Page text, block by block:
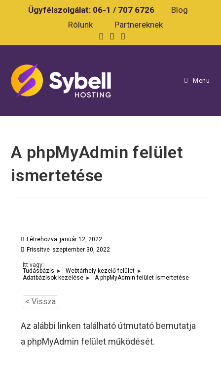
Ügyfélszolgálat: 06-1 / 707 6726
Blog
Rólunk
Partnereknek
Menu
A phpMyAdmin felület
ismertetése
Létrehozva január 12, 2022
Frissítve szeptember 30, 2022
Itt vagy:
Tudásbázis
Webtárhely kezelő felület
Adatbázisok kezelése
A phpMyAdmin felület ismertetése
< Vissza
Az alábbi linken található útmutató bemutatja
a phpMyAdmin felület működését.